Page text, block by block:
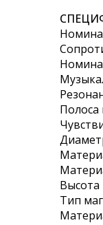
images
gallery
Полоса
Высота
Тип